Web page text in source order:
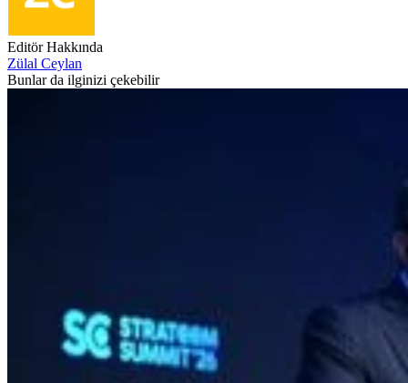
Editör Hakkında
Zülal Ceylan
Bunlar da ilginizi çekebilir